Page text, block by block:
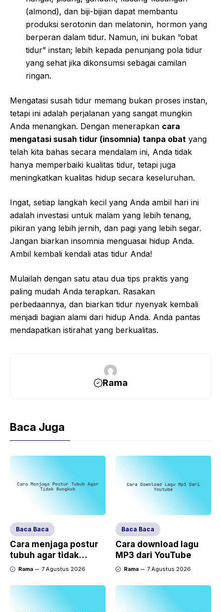
(almond), dan biji-bijian dapat membantu
produksi serotonin dan melatonin, hormon yang
berperan dalam tidur. Namun, ini bukan “obat
tidur” instan; lebih kepada penunjang pola tidur
yang sehat jika dikonsumsi sebagai camilan
ringan.
Mengatasi susah tidur memang bukan proses instan,
tetapi ini adalah perjalanan yang sangat mungkin
Anda menangkan. Dengan menerapkan cara
mengatasi susah tidur (insomnia) tanpa obat yang
telah kita bahas secara mendalam ini, Anda tidak
hanya memperbaiki kualitas tidur, tetapi juga
meningkatkan kualitas hidup secara keseluruhan.
Ingat, setiap langkah kecil yang Anda ambil hari ini
adalah investasi untuk malam yang lebih tenang,
pikiran yang lebih jernih, dan pagi yang lebih segar.
Jangan biarkan insomnia menguasai hidup Anda.
Ambil kembali kendali atas tidur Anda!
Mulailah dengan satu atau dua tips praktis yang
paling mudah Anda terapkan. Rasakan
perbedaannya, dan biarkan tidur nyenyak kembali
menjadi bagian alami dari hidup Anda. Anda pantas
mendapatkan istirahat yang berkualitas.
Rama
Baca Juga
Baca Baca
Cara menjaga postur
tubuh agar tidak
bungkuk
Rama 7 Agustus 2026
Baca Baca
Cara download lagu
MP3 dari YouTube
Rama 7 Agustus 2026